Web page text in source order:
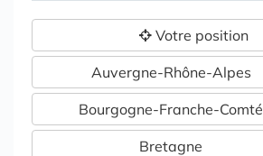
Votre position
Auvergne-Rhône-Alpes
Bourgogne-Franche-Comté
Bretagne